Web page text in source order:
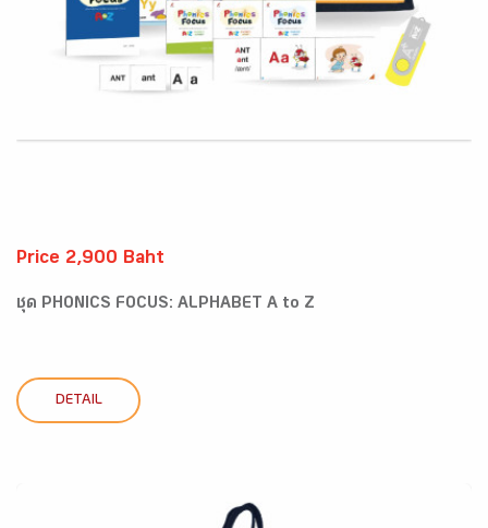
Price 2,900 Baht
ชุด PHONICS FOCUS: ALPHABET A to Z
DETAIL